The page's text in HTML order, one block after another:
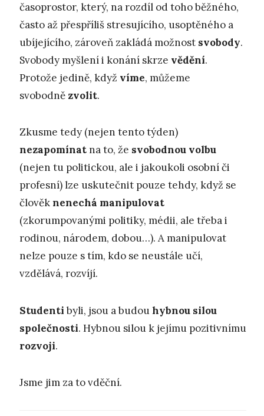
časoprostor, který, na rozdíl od toho běžného,
často až přespříliš stresujícího, usoptěného a
ubíjejícího, zároveň zakládá možnost svobody.
Svobody myšlení i konání skrze vědění.
Protože jedině, když víme, můžeme
svobodně zvolit.
Zkusme tedy (nejen tento týden)
nezapomínatna to, že svobodnou volbu
(nejen tu politickou, ale i jakoukoli osobní či
profesní) lze uskutečnit pouze tehdy, když se
člověknenechá manipulovat
(zkorumpovanými politiky, médii, ale třeba i
rodinou, národem, dobou…). A manipulovat
nelze pouze s tím, kdo se neustále učí,
vzdělává, rozvíjí.
Studentibyli, jsou a budouhybnou silou
společnosti. Hybnou silou k jejímu pozitivnímu
rozvoji.
Jsme jim za to vděční.